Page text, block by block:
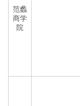
范蠡
商学
院